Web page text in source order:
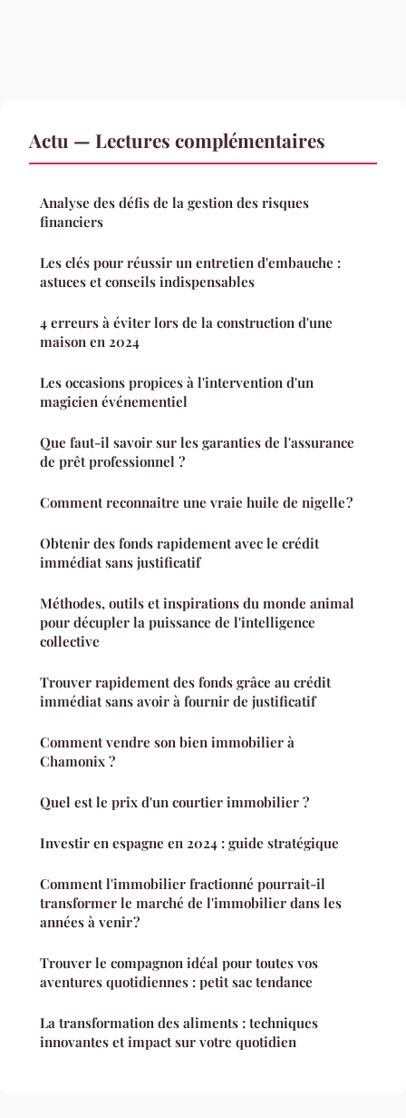
Actu — Lectures complémentaires
Analyse des défis de la gestion des risques
financiers
Les clés pour réussir un entretien d'embauche :
astuces et conseils indispensables
4 erreurs à éviter lors de la construction d'une
maison en 2024
Les occasions propices à l'intervention d'un
magicien événementiel
Que faut-il savoir sur les garanties de l'assurance
de prêt professionnel ?
Comment reconnaitre une vraie huile de nigelle ?
Obtenir des fonds rapidement avec le crédit
immédiat sans justificatif
Méthodes, outils et inspirations du monde animal
pour décupler la puissance de l'intelligence
collective
Trouver rapidement des fonds grâce au crédit
immédiat sans avoir à fournir de justificatif
Comment vendre son bien immobilier à
Chamonix ?
Quel est le prix d'un courtier immobilier ?
Investir en espagne en 2024 : guide stratégique
Comment l'immobilier fractionné pourrait-il
transformer le marché de l'immobilier dans les
années à venir ?
Trouver le compagnon idéal pour toutes vos
aventures quotidiennes : petit sac tendance
La transformation des aliments : techniques
innovantes et impact sur votre quotidien